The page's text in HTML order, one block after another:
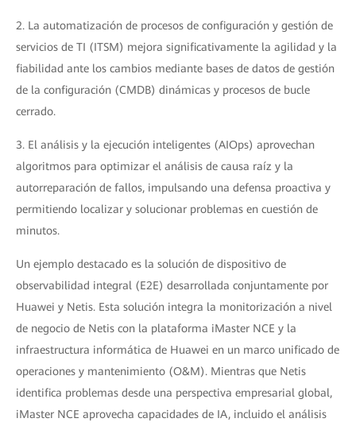
2. La automatización de procesos de configuración y gestión de
servicios de TI (ITSM) mejora significativamente la agilidad y la
fiabilidad ante los cambios mediante bases de datos de gestión
de la configuración (CMDB) dinámicas y procesos de bucle
cerrado.
3. El análisis y la ejecución inteligentes (AIOps) aprovechan
algoritmos para optimizar el análisis de causa raíz y la
autorreparación de fallos, impulsando una defensa proactiva y
permitiendo localizar y solucionar problemas en cuestión de
minutos.
Un ejemplo destacado es la solución de dispositivo de
observabilidad integral (E2E) desarrollada conjuntamente por
Huawei y Netis. Esta solución integra la monitorización a nivel
de negocio de Netis con la plataforma iMaster NCE y la
infraestructura informática de Huawei en un marco unificado de
operaciones y mantenimiento (O&M). Mientras que Netis
identifica problemas desde una perspectiva empresarial global,
iMaster NCE aprovecha capacidades de IA, incluido el análisis